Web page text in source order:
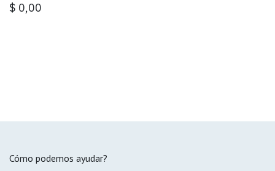
$ 0,00
Cómo podemos ayudar?